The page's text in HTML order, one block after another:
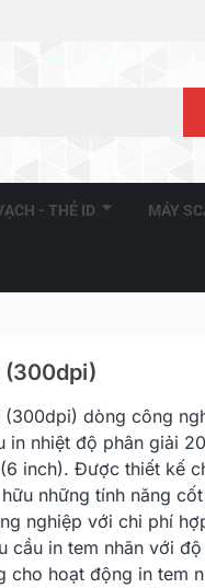
- THẺ ID MÁY
(300dpi)
dòng công
in nhiệt độ phân giải
inch). Được thiết kế
những tính năng
nghiệp với chi phí
cầu in tem nhãn với
cho hoạt động in tem
Zebra ZT230 (203dpi)
Zebra ZT230 (300dpi)